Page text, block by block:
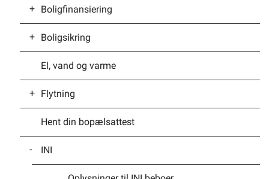
Selvbetjening
Planportal
Tidsbestilling
Finansieringsmuligheder for
andelsboligforeninger
Om andelsboliger
Boligfinansiering
Boligfinansieringslån til nyopførte boliger
Generelt om boligfinansieringsloven
Boligsikring
Ansøg om boligsikring
El, vand og varme
Flytning
Borger i Norden – flytte, arbejde og bo
Hent din bopælsattest
INI